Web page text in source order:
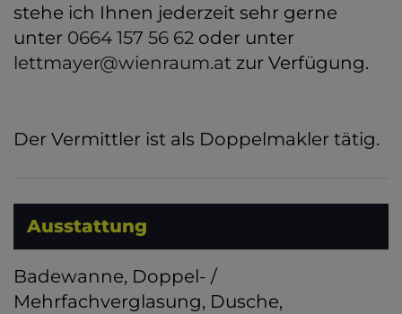
stehe ich Ihnen jederzeit sehr gerne
unter 0664 157 56 62 oder unter
lettmayer@wienraum.at zur Verfügung.
Der Vermittler ist als Doppelmakler tätig.
Ausstattung
Badewanne Doppel- /
Mehrfachverglasung Dusche